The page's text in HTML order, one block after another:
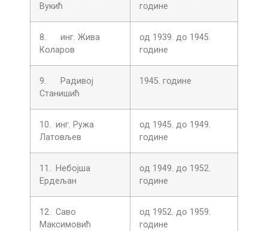
Вукић
године
8. инг. Жива
Коларов
од 1939. до 1945.
године
9. Радивој
Станишић
1945. године
10. инг. Ружа
Латовљев
од 1945. до 1949.
године
11. Небојша
Ердељан
од 1949. до 1952.
године
12. Саво
Максимовић
од 1952. до 1959.
године